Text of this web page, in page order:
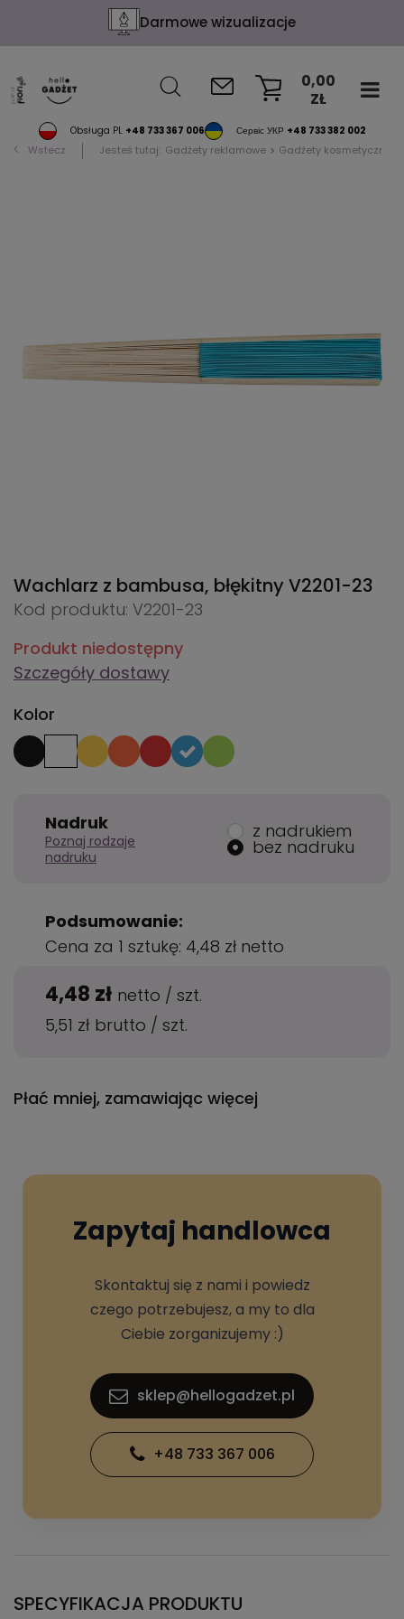
Darmowe wizualizacje
Obsługa PL +48 733 367 006 Сервіс УКР +48 733 382 002
0,00
ZŁ
Wstecz Jesteś tutaj: Gadżety reklamowe Gadżety kosmetyczne i
Wachlarz z bambusa, błękitnyV2201-23
Kod produktu: V2201-23
Produkt niedostępny
Szczegóły dostawy
Kolor
Nadruk
Poznaj rodzaje
nadruku
z nadrukiem
bez nadruku
Podsumowanie:
Cena za 1 sztukę: 4,48 zł netto
4,48 zł netto / szt.
5,51 zł brutto / szt.
Płać mniej, zamawiając więcej
Zapytaj handlowca
Skontaktuj się z nami i powiedz
czego potrzebujesz, a my to dla
Ciebie zorganizujemy :)
sklep@hellogadzet.pl
+48 733 367 006
SPECYFIKACJA PRODUKTU